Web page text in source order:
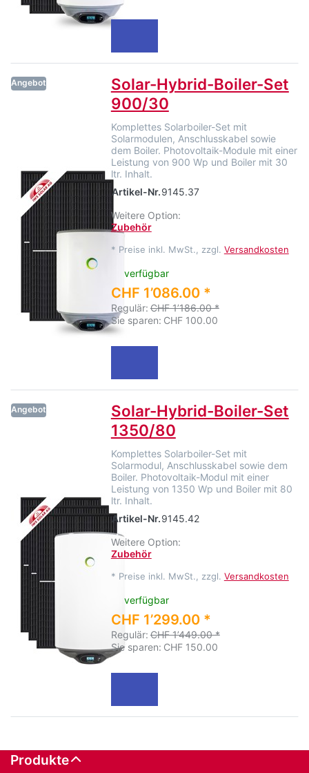
Angebot
Solar-Hybrid-Boiler-Set
900/30
Komplettes Solarboiler-Set mit
Solarmodulen, Anschlusskabel sowie
dem Boiler. Photovoltaik-Module mit einer
Leistung von 900 Wp und Boiler mit 30
ltr. Inhalt.
Artikel-Nr.9145.37
Weitere Option:
Zubehör
* Preise inkl. MwSt., zzgl. Versandkosten
verfügbar
CHF 1’086.00 *
Regulär: CHF 1’186.00 *
Sie sparen: CHF 100.00
Angebot
Solar-Hybrid-Boiler-Set
1350/80
Komplettes Solarboiler-Set mit
Solarmodul, Anschlusskabel sowie dem
Boiler. Photovoltaik-Modul mit einer
Leistung von 1350 Wp und Boiler mit 80
ltr. Inhalt.
Artikel-Nr.9145.42
Weitere Option:
Zubehör
* Preise inkl. MwSt., zzgl. Versandkosten
verfügbar
CHF 1’299.00 *
Regulär: CHF 1’449.00 *
Sie sparen: CHF 150.00
Produkte